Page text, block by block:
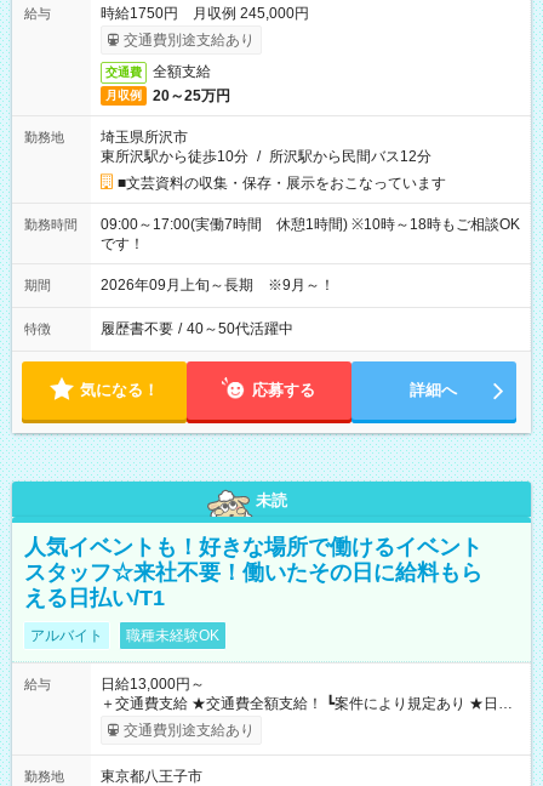
給与
時給1750円 月収例 245,000円
交通費別途支給あり
交通費 全額支給
月収例 20～25万円
勤務地
埼玉県所沢市
東所沢駅から徒歩10分 / 所沢駅から民間バス12分
■文芸資料の収集・保存・展示をおこなっています
勤務時間
09:00～17:00(実働7時間 休憩1時間) ※10時～18時もご相談OK
です！
期間 2026年09月上旬～長期 ※9月～！
特徴 履歴書不要 / 40～50代活躍中
気になる！ 応募する 詳細へ
未読
人気イベントも！好きな場所で働けるイベント
スタッフ☆来社不要！働いたその日に給料もら
える日払い/T1
アルバイト 職種未経験OK
給与
日給13,000円～
＋交通費支給 ★交通費全額支給！ ┗案件により規定あり ★日払
いOK！（規定あり） ┗働いたその日に現金GET♪ お仕事後はコ
ンビニATMから 日払い分を引き落とせます！ 【試用期間】試
交通費別途支給あり
勤務地
東京都八王子市